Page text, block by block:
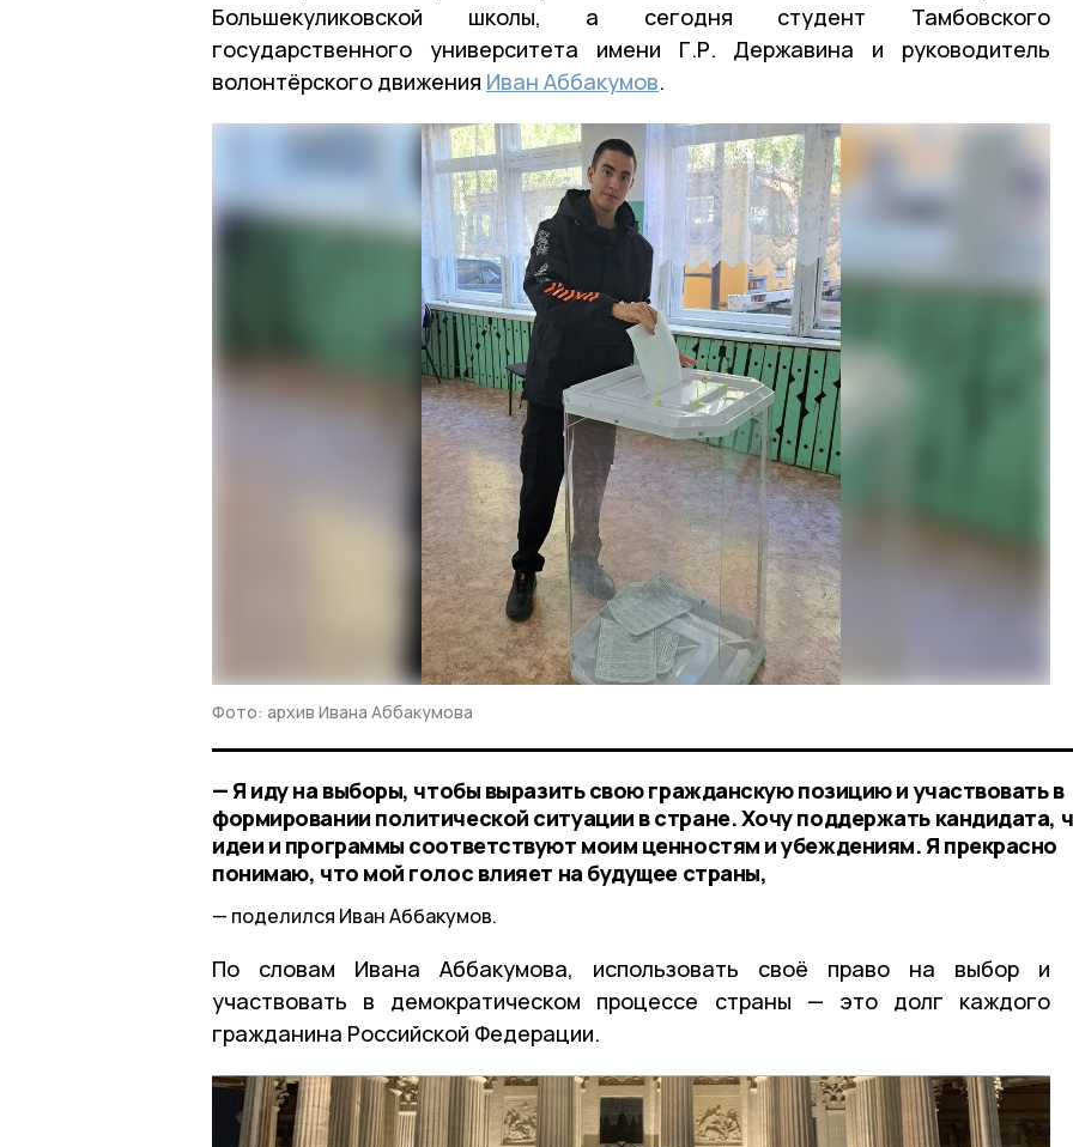
Большекуликовской школы, а сегодня студент Тамбовского
государственного университета имени Г.Р. Державина и руководитель
волонтёрского движения Иван Аббакумов.
Фото: архив Ивана Аббакумова
— Я иду на выборы, чтобы выразить свою гражданскую позицию и участвовать в
формировании политической ситуации в стране. Хочу поддержать кандидата,
идеи и программы соответствуют моим ценностям и убеждениям. Я прекрасно
понимаю, что мой голос влияет на будущее страны,
поделился Иван Аббакумов.
По словам Ивана Аббакумова, использовать своё право на выбор и
участвовать в демократическом процессе страны — это долг каждого
гражданина Российской Федерации.